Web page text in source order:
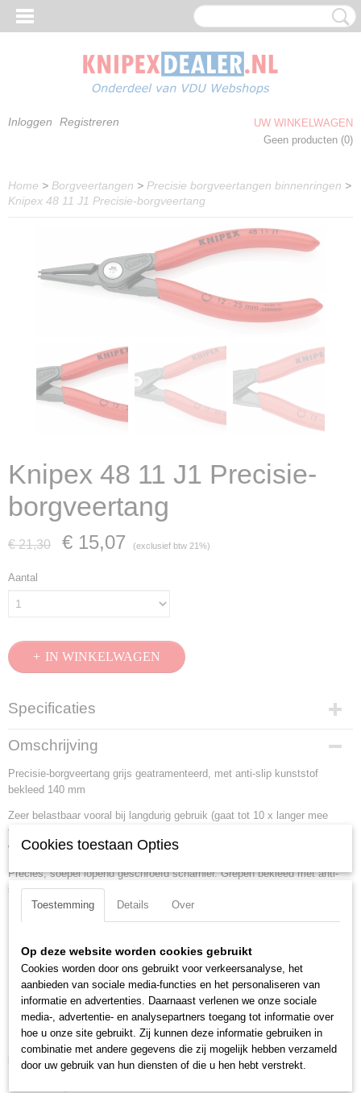
Inloggen Registreren
UW WINKELWAGEN
Geen producten (0)
Home > Borgveertangen > Precisie borgveertangen binnenringen >
Knipex 48 11 J1 Precisie-borgveertang
Knipex 48 11 J1 Precisie-
borgveertang
€ 21,30 € 15,07 (exclusief btw 21%)
Aantal
IN WINKELWAGEN
Specificaties
Productcode
48 11 J1
EAN code
4003773048527
Productcode leverancier
Netto gewicht
Bruto gewicht
Omschrijving
Precisie-borgveertang grijs geatramenteerd, met anti-slip kunststof
bekleed 140 mm
Zeer belastbaar vooral bij langdurig gebruik (gaat tot 10 x langer mee
t.o.v. de gewone borgveertangen). Met ingezette punten voor veilig
werken.
Precies, soepel lopend geschroefd scharnier. Grepen bekleed met anti-
slip kunststof.
Benen/handgrepen:met anti-slip kunststof bekleed
Capaciteit voor boorwijdte:12 - 25 mm
Scharnier type: geschroefd scharnier
DIN:
DIN 5256 C
Punten (diameter):1.3 mm
Downloads:
Cookies toestaan Opties
Toestemming Details Over
Op deze website worden cookies gebruikt
Cookies worden door ons gebruikt voor verkeersanalyse, het
aanbieden van sociale media-functies en het personaliseren van
informatie en advertenties. Daarnaast verlenen we onze sociale
media-, advertentie- en analysepartners toegang tot informatie over
hoe u onze site gebruikt. Zij kunnen deze informatie gebruiken in
combinatie met andere gegevens die zij mogelijk hebben verzameld
door uw gebruik van hun diensten of die u hen hebt verstrekt.